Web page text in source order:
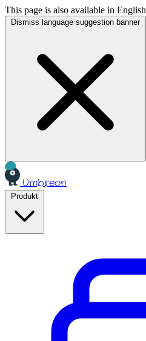
This page is also available in English
Dismiss language suggestion banner
Umbreon